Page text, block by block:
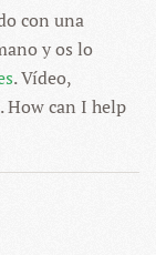
con una
y os lo
. Vídeo,
How can I help